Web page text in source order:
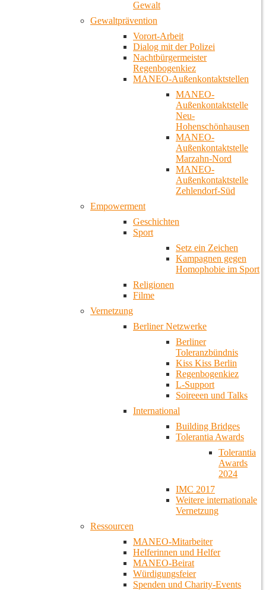
Gewalt
Gewaltprävention
Vorort-Arbeit
Dialog mit der Polizei
Nachtbürgermeister
Regenbogenkiez
MANEO-Außenkontaktstellen
MANEO-
Außenkontaktstelle
Neu-
Hohenschönhausen
MANEO-
Außenkontaktstelle
Marzahn-Nord
MANEO-
Außenkontaktstelle
Zehlendorf-Süd
Empowerment
Geschichten
Sport
Setz ein Zeichen
Kampagnen gegen
Homophobie im Sport
Religionen
Filme
Vernetzung
Berliner Netzwerke
Berliner
Toleranzbündnis
Kiss Kiss Berlin
Regenbogenkiez
L-Support
Soireeen und Talks
International
Building Bridges
Tolerantia Awards
Tolerantia
Awards
2024
IMC 2017
Weitere internationale
Vernetzung
Ressourcen
MANEO-Mitarbeiter
Helferinnen und Helfer
MANEO-Beirat
Würdigungsfeier
Spenden und Charity-Events